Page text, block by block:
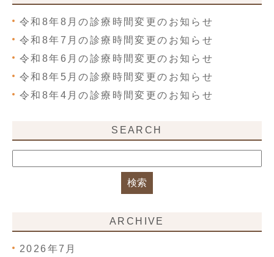
令和8年8月の診療時間変更のお知らせ
令和8年7月の診療時間変更のお知らせ
令和8年6月の診療時間変更のお知らせ
令和8年5月の診療時間変更のお知らせ
令和8年4月の診療時間変更のお知らせ
SEARCH
ARCHIVE
2026年7月